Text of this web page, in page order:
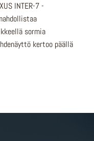
INTER-7 -
sormia
kertoo päällä